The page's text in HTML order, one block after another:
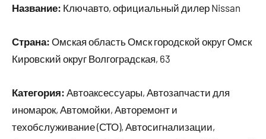
Название: Ключавто, официальный дилер Nissan
Страна: Омская область Омск городской округ Омск
Кировский округ Волгоградская, 63
Категория: Автоаксессуары, Автозапчасти для
иномарок, Автомойки, Авторемонт и
техобслуживание (СТО), Автосигнализации,